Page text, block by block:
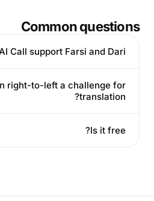
Common questions
Call support Farsi and Dari?
right-to-left a challenge for
translation?
Is it free?